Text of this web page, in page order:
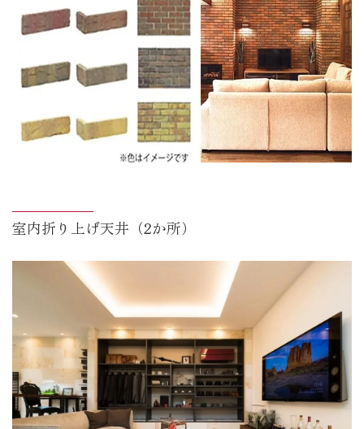
室内折り上げ天井（2か所）